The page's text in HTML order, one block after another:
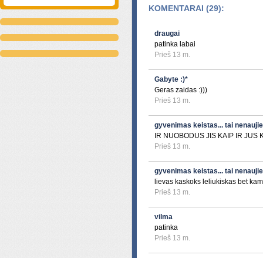
KOMENTARAI (29):
draugai
patinka labai
Prieš 13 m.
Gabyte :)*
Geras zaidas :)))
Prieš 13 m.
gyvenimas keistas... tai
IR NUOBODUS JIS KAIP IR JUS
Prieš 13 m.
gyvenimas keistas... tai
lievas kaskoks leliukiskas bet
Prieš 13 m.
vilma
patinka
Prieš 13 m.